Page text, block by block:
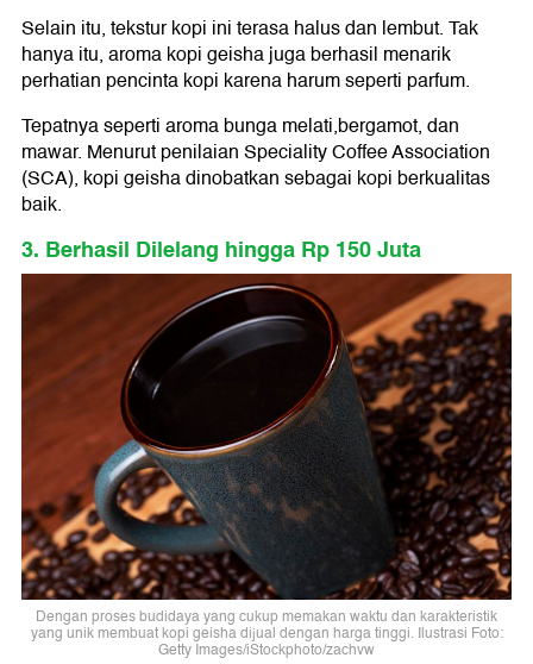
Selain itu, tekstur kopi ini terasa halus dan lembut. Tak
hanya itu, aroma kopi geisha juga berhasil menarik
perhatian pencinta kopi karena harum seperti parfum.
Tepatnya seperti aroma bunga melati,bergamot, dan
mawar. Menurut penilaian Speciality Coffee Association
(SCA), kopi geisha dinobatkan sebagai kopi berkualitas
baik.
3. Berhasil Dilelang hingga Rp 150 Juta
Dengan proses budidaya yang cukup memakan waktu dan karakteristik
yang unik membuat kopi geisha dijual dengan harga tinggi. Ilustrasi Foto:
Getty Images/iStockphoto/zachvw